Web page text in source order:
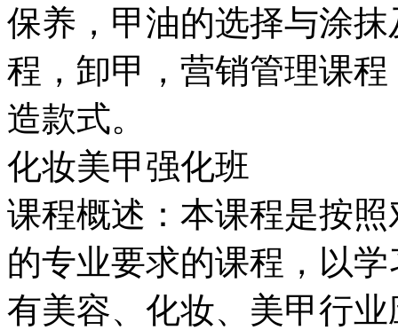
保养，甲油的选择与涂
程，卸甲，营销管理课
造款式。
化妆美甲强化班
课程概述：本课程是按
的专业要求的课程，以
有美容、化妆、美甲行